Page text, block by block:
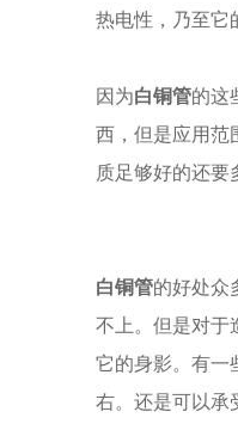
热电性，乃至它
因为白铜管的这
西，但是应用范
质足够好的还要
白铜管的好处众
不上。但是对于
它的身影。有一
右。还是可以承